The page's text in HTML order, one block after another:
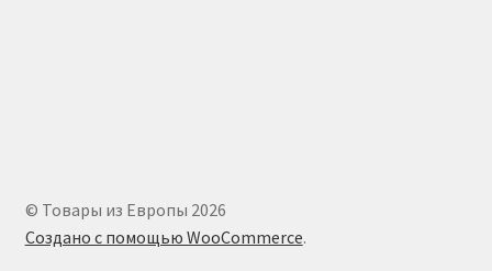
© Товары из Европы 2026
Создано с помощью WooCommerce.